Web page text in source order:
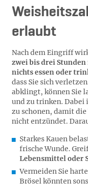
erlaubt
Nach dem Eingriff
zwei bis drei Stunden
nichts essen oder
dass Sie sich
abklingt, können Sie
und zu trinken. Dabei
zu schonen, damit
nicht entzündet.
Starkes Kauen
frische Wunde.
Lebensmittel oder
Vermeiden Sie
Brösel könnten